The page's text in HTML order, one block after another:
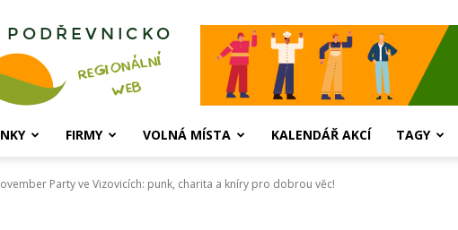
Horní
FIRMY VOLNÁ MÍSTA KALENDÁŘ AKCÍ TAGY
Party ve Vizovicích: punk, charita a kníry pro dobrou věc!